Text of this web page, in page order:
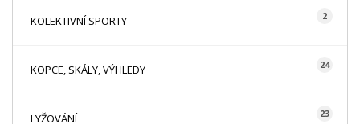
KOLEKTIVNÍ SPORTY 2
KOPCE, SKÁLY, VÝHLEDY 24
LYŽOVÁNÍ 23